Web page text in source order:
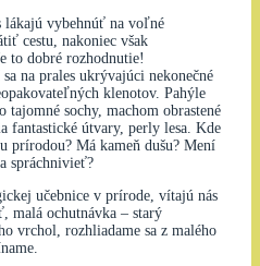
lákajú vybehnúť na voľné
cestu, nakoniec však
to dobré rozhodnutie!
na prales ukrývajúci nekonečné
klenotov. Pahýle
sochy, machom obrastené
fantastické útvary, perly lesa. Kde
prírodou? Má kameň dušu? Mení
spráchnivieť?
učebnice v prírode, vítajú nás
malá ochutnávka – starý
vrchol, rozhliadame sa z malého